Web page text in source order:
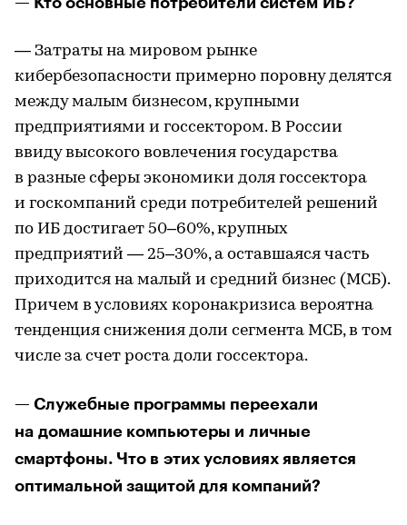
— Затраты на мировом рынке
кибербезопасности примерно поровну делятся
между малым бизнесом, крупными
предприятиями и госсектором. В России
ввиду высокого вовлечения государства
в разные сферы экономики доля госсектора
и госкомпаний среди потребителей решений
по ИБ достигает 50–60%, крупных
предприятий — 25–30%, а оставшаяся часть
приходится на малый и средний бизнес (МСБ).
Причем в условиях коронакризиса вероятна
тенденция снижения доли сегмента МСБ, в том
числе за счет роста доли госсектора.
— Служебные программы переехали
на домашние компьютеры и личные
смартфоны. Что в этих условиях является
оптимальной защитой для компаний?